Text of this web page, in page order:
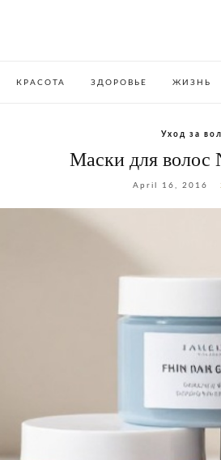
КРАСОТА ЗДОРОВЬЕ ЖИЗНЬ
Уход за
Маски для волос
April 16, 2016